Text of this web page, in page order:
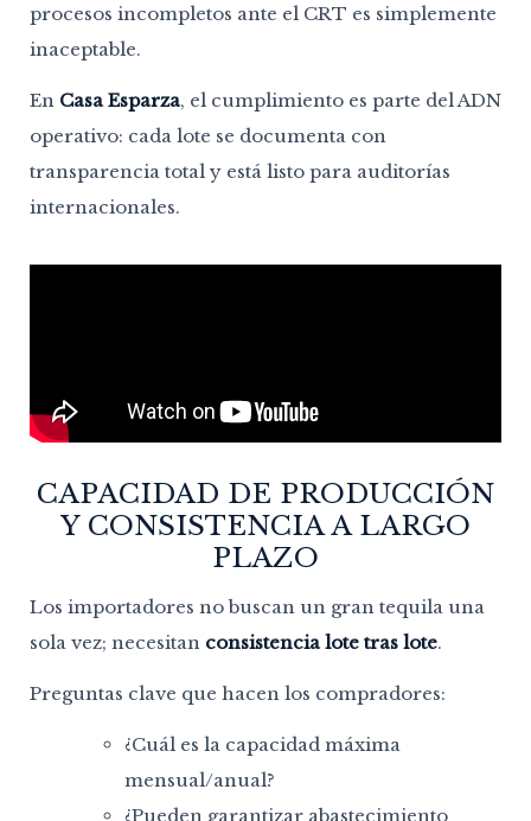
procesos incompletos ante el CRT es simplemente
inaceptable.
En Casa Esparza, el cumplimiento es parte del ADN
operativo: cada lote se documenta con
transparencia total y está listo para auditorías
internacionales.
CAPACIDAD DE PRODUCCIÓN
Y CONSISTENCIA A LARGO
PLAZO
Los importadores no buscan un gran tequila una
sola vez; necesitan consistencia lote tras lote.
Preguntas clave que hacen los compradores:
¿Cuál es la capacidad máxima
mensual/anual?
¿Pueden garantizar abastecimiento